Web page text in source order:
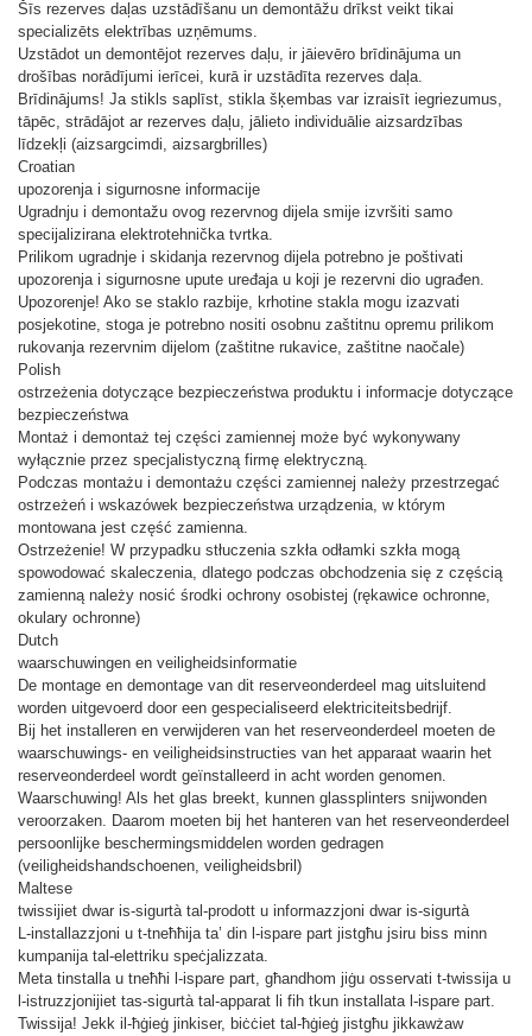
Šīs rezerves daļas uzstādīšanu un demontāžu drīkst veikt tikai
specializēts elektrības uzņēmums.
Uzstādot un demontējot rezerves daļu, ir jāievēro brīdinājuma un
drošības norādījumi ierīcei, kurā ir uzstādīta rezerves daļa.
Brīdinājums! Ja stikls saplīst, stikla šķembas var izraisīt iegriezumus,
tāpēc, strādājot ar rezerves daļu, jālieto individuālie aizsardzības
līdzekļi (aizsargcimdi, aizsargbrilles)
Croatian
upozorenja i sigurnosne informacije
Ugradnju i demontažu ovog rezervnog dijela smije izvršiti samo
specijalizirana elektrotehnička tvrtka.
Prilikom ugradnje i skidanja rezervnog dijela potrebno je poštivati ​​
upozorenja i sigurnosne upute uređaja u koji je rezervni dio ugrađen.
Upozorenje! Ako se staklo razbije, krhotine stakla mogu izazvati
posjekotine, stoga je potrebno nositi osobnu zaštitnu opremu prilikom
rukovanja rezervnim dijelom (zaštitne rukavice, zaštitne naočale)
Polish
ostrzeżenia dotyczące bezpieczeństwa produktu i informacje dotyczące
bezpieczeństwa
Montaż i demontaż tej części zamiennej może być wykonywany
wyłącznie przez specjalistyczną firmę elektryczną.
Podczas montażu i demontażu części zamiennej należy przestrzegać
ostrzeżeń i wskazówek bezpieczeństwa urządzenia, w którym
montowana jest część zamienna.
Ostrzeżenie! W przypadku stłuczenia szkła odłamki szkła mogą
spowodować skaleczenia, dlatego podczas obchodzenia się z częścią
zamienną należy nosić środki ochrony osobistej (rękawice ochronne,
okulary ochronne)
Dutch
waarschuwingen en veiligheidsinformatie
De montage en demontage van dit reserveonderdeel mag uitsluitend
worden uitgevoerd door een gespecialiseerd elektriciteitsbedrijf.
Bij het installeren en verwijderen van het reserveonderdeel moeten de
waarschuwings- en veiligheidsinstructies van het apparaat waarin het
reserveonderdeel wordt geïnstalleerd in acht worden genomen.
Waarschuwing! Als het glas breekt, kunnen glassplinters snijwonden
veroorzaken. Daarom moeten bij het hanteren van het reserveonderdeel
persoonlijke beschermingsmiddelen worden gedragen
(veiligheidshandschoenen, veiligheidsbril)
Maltese
twissijiet dwar is-sigurtà tal-prodott u informazzjoni dwar is-sigurtà
L-installazzjoni u t-tneħħija ta’ din l-ispare part jistgħu jsiru biss minn
kumpanija tal-elettriku speċjalizzata.
Meta tinstalla u tneħħi l-ispare part, għandhom jiġu osservati t-twissija u
l-istruzzjonijiet tas-sigurtà tal-apparat li fih tkun installata l-ispare part.
Twissija! Jekk il-ħġieġ jinkiser, biċċiet tal-ħġieġ jistgħu jikkawżaw